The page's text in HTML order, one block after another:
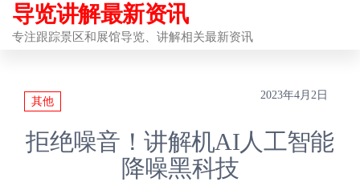
前
往
导览讲解最新资讯
专注跟踪景区和展馆导览、讲解相关最新资讯
其他
2023年4月2日
拒绝噪音！讲解机AI人工智能
降噪黑科技